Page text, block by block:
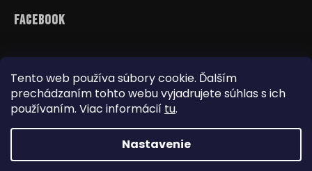
Tento web používa súbory cookie. Ďalším
prechádzaním tohto webu vyjadrujete súhlas s ich
používaním. Viac informácií tu.
Nastavenie
Facebook
Reklamácie Doprava a platba
Najnižšia cena na trhu Obchodné podmienky
Na pár kliknutí vám odporučím
vhodný model.